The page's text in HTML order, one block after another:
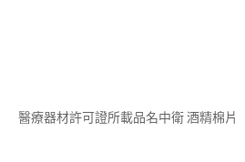
醫療器材許可證所載品名中衛 酒精棉片